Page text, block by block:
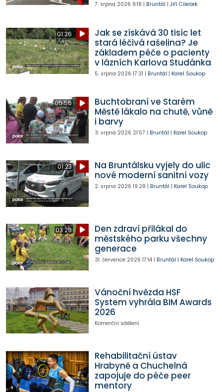
7. srpna 2026 9:18 | Bruntál | Jiří Cileček
01:26
Jak se získává 30 tisíc let
stará léčivá rašelina? Je
základem péče o pacienty
v lázních Karlova Studánka
5. srpna 2026 17:31 | Bruntál | Karel Soukop
05:56
Buchtobraní ve Starém
Městě lákalo na chutě, vůně
i barvy
3. srpna 2026 21:57 | Bruntál | Karel Soukop
01:23
Na Bruntálsku vyjely do ulic
nové moderní sanitní vozy
2. srpna 2026 19:28 | Bruntál | Karel Soukop
03:25
Den zdraví přilákal do
městského parku všechny
generace
31. července 2026 17:14| Bruntál | Karel Soukop
Vánoční hvězda HSF
System vyhrála BIM Awards
2026
Komerční sdělení
Rehabilitační ústav
Hrabyně a Chuchelná
zapojuje do péče peer
mentory